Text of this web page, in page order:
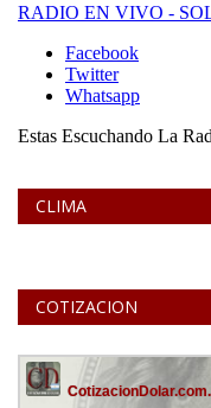
CLIMA
COTIZACION